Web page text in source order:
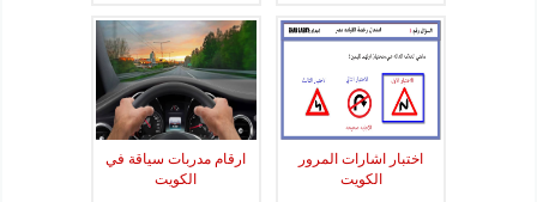
اختبار اشارات المرور
الكويت
ارقام مدربات سياقة في
الكويت